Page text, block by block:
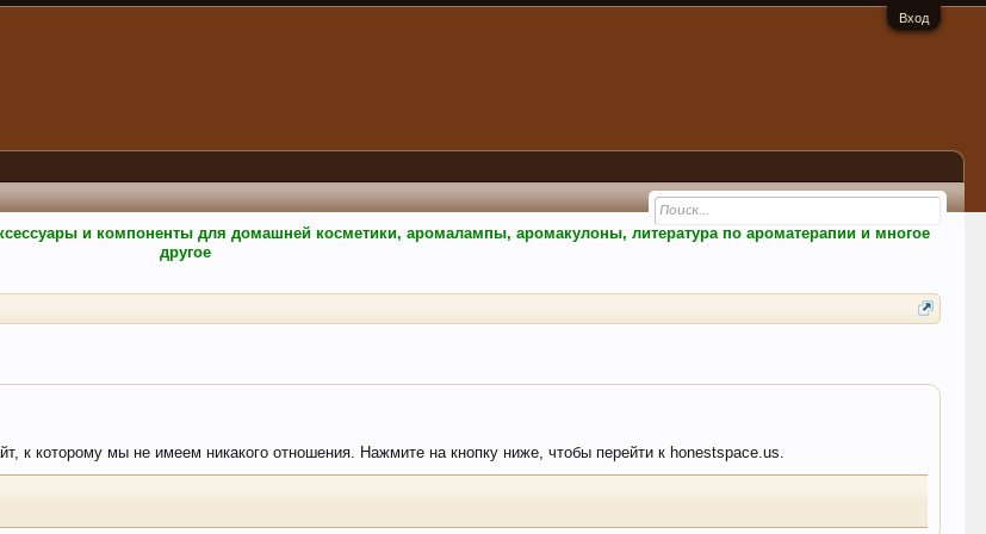
Вход
и компоненты для домашней косметики, аромалампы, аромакулоны, литература по ароматерапии и многое
другое
к которому мы не имеем никакого отношения. Нажмите на кнопку ниже, чтобы перейти к honestspace.us.